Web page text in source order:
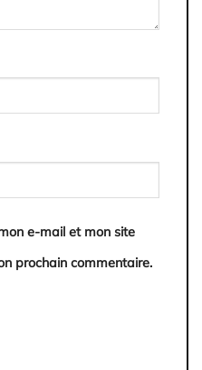
e-mail et mon site
prochain commentaire.